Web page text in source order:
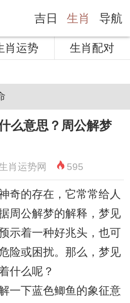
吉日 生肖 导航
肖运势
生肖配对
么意思？周公解梦
肖运势网 595
奇的存在，它常常给人
周公解梦的解释，梦见
示着一种好兆头，也可
险或困扰。那么，梦见
什么呢？
一下蓝色鲫鱼的象征意